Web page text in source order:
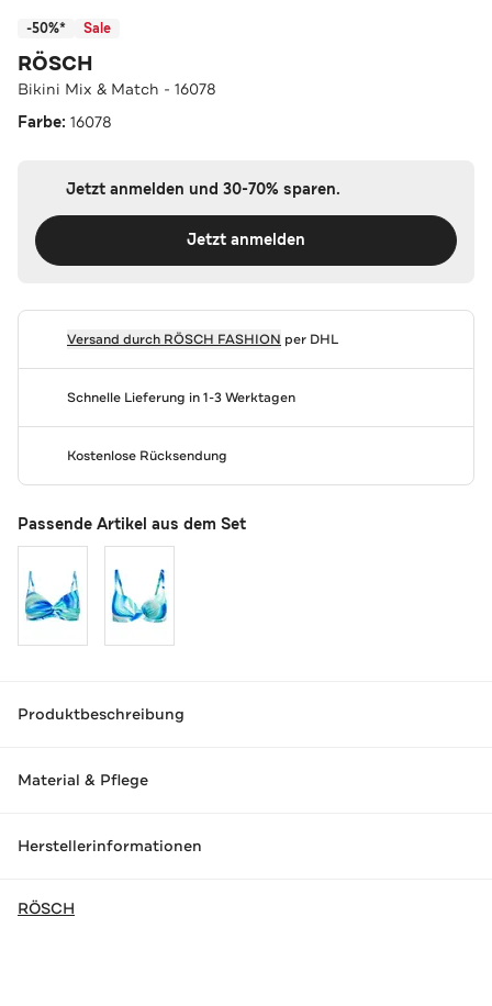
-50%* Sale
RÖSCH
Bikini Mix & Match - 16078
Farbe: 16078
Jetzt anmelden und 30-70% sparen.
Jetzt anmelden
Versand durch RÖSCH FASHION per DHL
Schnelle Lieferung in 1-3 Werktagen
Kostenlose Rücksendung
Passende Artikel aus dem Set
Produktbeschreibung
Material & Pflege
Herstellerinformationen
RÖSCH